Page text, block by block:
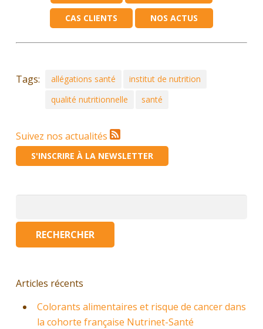
CAS CLIENTS NOS ACTUS
Tags: allégations santé
institut de nutrition
qualité nutritionnelle
santé
Suivez nos actualités
S'INSCRIRE À LA NEWSLETTER
Articles récents
Colorants alimentaires et risque de cancer dans
la cohorte française Nutrinet-Santé